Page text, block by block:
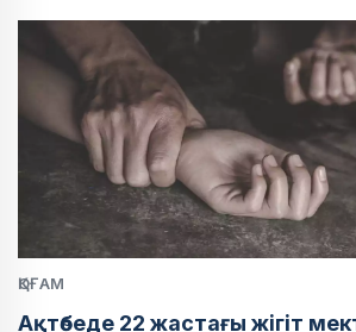
ҚОҒАМ
Ақтөбеде 22 жастағы жігіт